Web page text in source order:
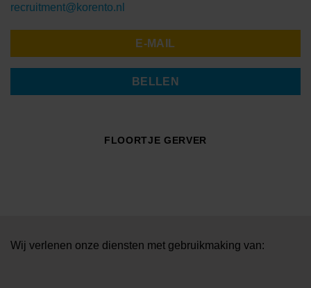
FLOORTJE GERVER
recruitment@korento.nl
E-MAIL
BELLEN
Wij verlenen onze diensten met gebruikmaking van: